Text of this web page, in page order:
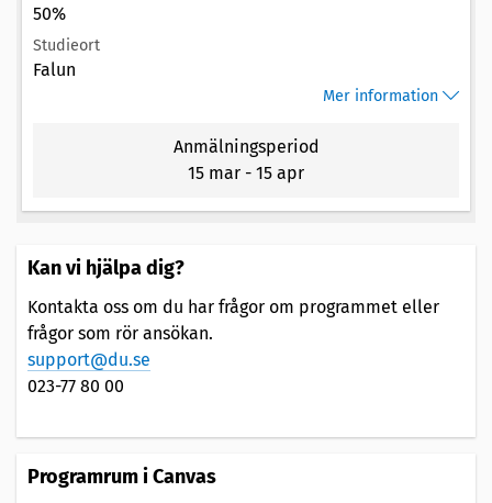
50%
Studieort
Falun
Mer information
Anmälningsperiod
15 mar - 15 apr
Kan vi hjälpa dig?
Kontakta oss om du har frågor om programmet eller
frågor som rör ansökan.
support@du.se
023-77 80 00
Programrum i Canvas